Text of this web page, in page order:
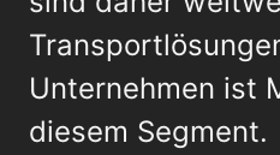
Unternehmen ist
diesem Segment.